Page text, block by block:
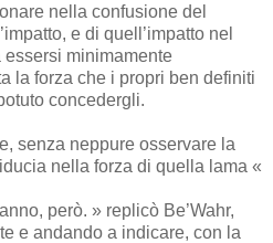
nella confusione del
e di quell’impatto nel
essersi minimamente
la forza che i propri ben definiti
concedergli.
senza neppure osservare la
nella forza di quella lama «
però. » replicò Be’Wahr,
e andando a indicare, con la